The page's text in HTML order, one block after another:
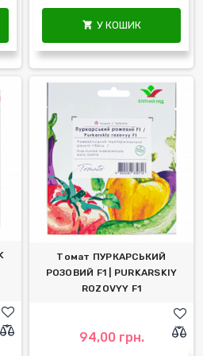
 У КОШИК
Томат ПУРКАРСЬКИЙ
РОЗОВИЙ F1 | PURKARSKIY
ROZOVYY F1
94,00 грн.